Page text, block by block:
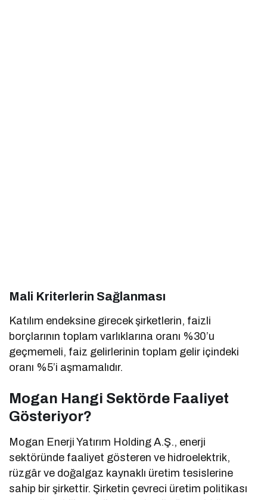
Mali Kriterlerin Sağlanması
Katılım endeksine girecek şirketlerin, faizli
borçlarının toplam varlıklarına oranı %30’u
geçmemeli, faiz gelirlerinin toplam gelir içindeki
oranı %5’i aşmamalıdır.
Mogan Hangi Sektörde Faaliyet
Gösteriyor?
Mogan Enerji Yatırım Holding A.Ş., enerji
sektöründe faaliyet gösteren ve hidroelektrik,
rüzgâr ve doğalgaz kaynaklı üretim tesislerine
sahip bir şirkettir. Şirketin çevreci üretim politikası